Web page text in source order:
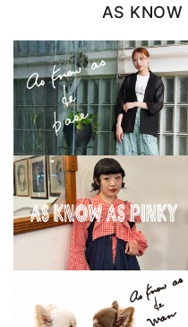
AS KNOW